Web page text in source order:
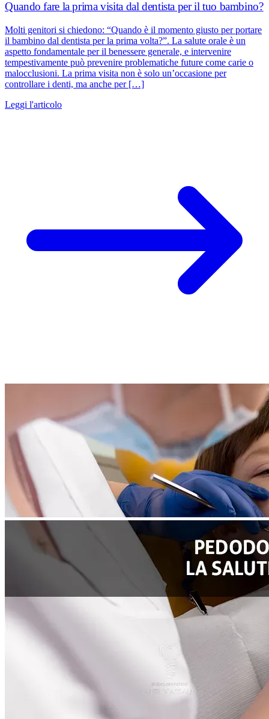
Quando fare la prima visita dal dentista per il tuo bambino?
Molti genitori si chiedono: “Quando è il momento giusto per portare
il bambino dal dentista per la prima volta?”. La salute orale è un
aspetto fondamentale per il benessere generale, e intervenire
tempestivamente può prevenire problematiche future come carie o
malocclusioni. La prima visita non è solo un’occasione per
controllare i denti, ma anche per […]
Leggi l'articolo